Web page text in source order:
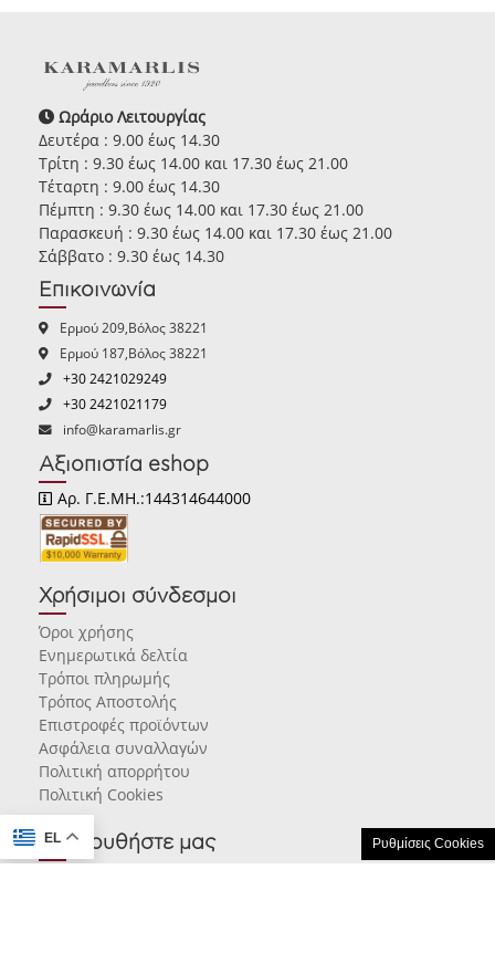
EL Ρυθμίσεις Cookies
Ωράριο Λειτουργίας
Δευτέρα : 9.00 έως 14.30
Τρίτη : 9.30 έως 14.00 και 17.30 έως 21.00
Τέταρτη : 9.00 έως 14.30
Πέμπτη : 9.30 έως 14.00 και 17.30 έως 21.00
Παρασκευή : 9.30 έως 14.00 και 17.30 έως 21.00
Σάββατο : 9.30 έως 14.30
Επικοινωνία
Ερμού 209,Βόλος 38221
Ερμού 187,Βόλος 38221
+30 2421029249
+30 2421021179
info@karamarlis.gr
Αξιοπιστία eshop
Αρ. Γ.Ε.ΜΗ.:144314644000
Χρήσιμοι σύνδεσμοι
Όροι χρήσης
Ενημερωτικά δελτία
Τρόποι πληρωμής
Τρόπος Αποστολής
Επιστροφές προϊόντων
Ασφάλεια συναλλαγών
Πολιτική απορρήτου
Πολιτική Cookies
Ακολουθήστε μας